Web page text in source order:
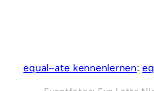
equal–ate kennenlernen: